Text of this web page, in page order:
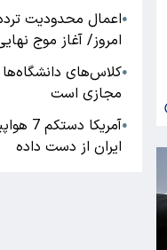
●
امروز/ آغاز موج
●کلاس‌های دانشگاه‌ها
مجازی است
●
ایران از دست داده